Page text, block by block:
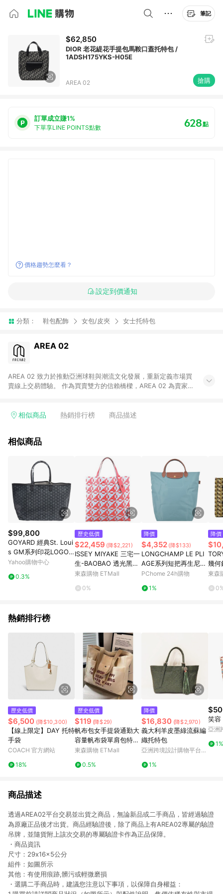
筆記
$62,850
DIOR 老花緹花手提包馬鞍口蓋托特包 /
1ADSH175YKS-H05E
AREA 02 搶購
訂單成立賺1%
下單享LINE POINTS點數 628點
價格趨勢怎麼看？
設定到價通知
分類： 鞋包配飾 女包/皮夾 女士托特包
AREA 02
AREA 02 致力於推動亞洲球鞋與潮流文化發展，重新定義市場買
賣線上交易體驗。 作為買賣雙方的信賴橋樑，AREA 02 為賣家提
鞋、街頭服飾與收藏品交易平台。 客服專線：+886-2-2706-
相似商品 熱銷排行榜 商品描述
相似商品
$99,800
GOYARD 經典St. Loui
s GM系列印花LOGO
帆布肩背托特包(大-灰
Yahoo購物中心
0.3%
歷史低價
$22,459 (降$2,221)
ISSEY MIYAKE 三宅一
生-BAOBAO 透光黑白
拼接格6X6手提包(桃粉
東森購物 ETMall
0%
降價
$4,352 (降$133)
LONGCHAMP LE PLI
AGE系列短把再生尼龍
手提包(中/尤加利綠)
PChome 24h購物
1%
降價
幾何
特包
東森
熱銷排行榜
歷史低價
$6,500 (降$10,300)
【線上限定】DAY 托特
手袋
COACH 官方網站
18%
歷史低價
$119 (降$29)
帆布包女手提袋通勤大
容量帆布袋單肩包特大
號2025帆布袋結實包
東森購物 ETMall
0.5%
降價
$16,830 (降$2,970)
義大利羊皮墨綠流蘇編
織托特包
亞洲跨境設計購物平台
1%
笑容
亞洲
1%
商品描述
透過AREA02平台交易並出貨之商品，無論新品或二手商品，皆經過驗證
為原廠正品後才出貨。商品經驗證後，除了商品上有AREA02專屬的驗證
吊牌，並隨貨附上該次交易的專屬驗證卡作為正品保障。
・商品資訊
尺寸：29x16x5公分
組件：如圖所示
其他：有使用痕跡,髒污或輕微磨損
・選購二手商品時，建議您注意以下事項，以保障自身權益：